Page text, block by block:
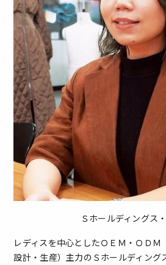
Ｓホールディングス
レディスを中心としたＯＥＭ・ＯＤＭ
設計・生産）主力のＳホールディング